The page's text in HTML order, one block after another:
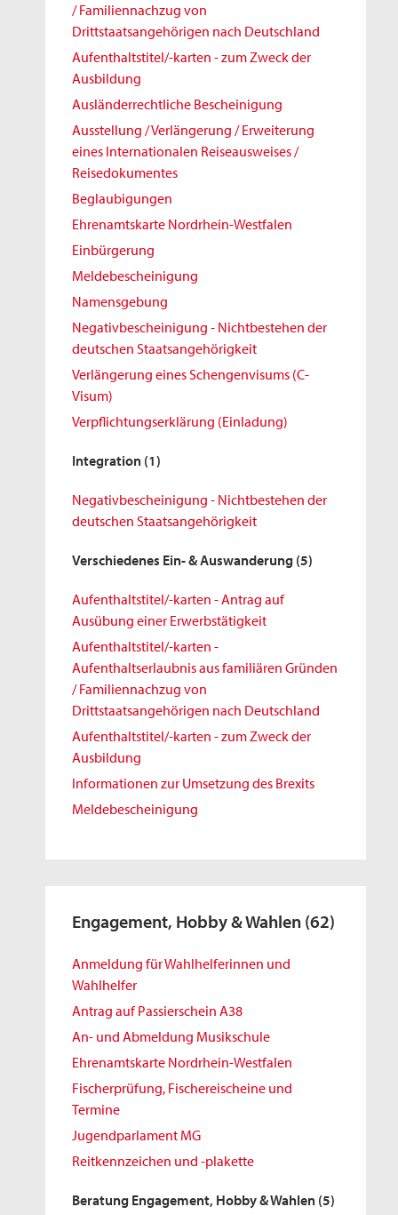
/ Familiennachzug von
Drittstaatsangehörigen nach Deutschland
Aufenthaltstitel/-karten - zum Zweck der
Ausbildung
Ausländerrechtliche Bescheinigung
Ausstellung / Verlängerung / Erweiterung
eines Internationalen Reiseausweises /
Reisedokumentes
Beglaubigungen
Ehrenamtskarte Nordrhein-Westfalen
Einbürgerung
Meldebescheinigung
Namensgebung
Negativbescheinigung - Nichtbestehen der
deutschen Staatsangehörigkeit
Verlängerung eines Schengenvisums (C-
Visum)
Verpflichtungserklärung (Einladung)
Integration (1)
Negativbescheinigung - Nichtbestehen der
deutschen Staatsangehörigkeit
Verschiedenes Ein- & Auswanderung (5)
Aufenthaltstitel/-karten - Antrag auf
Ausübung einer Erwerbstätigkeit
Aufenthaltstitel/-karten -
Aufenthaltserlaubnis aus familiären Gründen
/ Familiennachzug von
Drittstaatsangehörigen nach Deutschland
Aufenthaltstitel/-karten - zum Zweck der
Ausbildung
Informationen zur Umsetzung des Brexits
Meldebescheinigung
Engagement, Hobby & Wahlen (62)
Anmeldung für Wahlhelferinnen und
Wahlhelfer
Antrag auf Passierschein A38
An- und Abmeldung Musikschule
Ehrenamtskarte Nordrhein-Westfalen
Fischerprüfung, Fischereischeine und
Termine
Jugendparlament MG
Reitkennzeichen und -plakette
Beratung Engagement, Hobby & Wahlen (5)